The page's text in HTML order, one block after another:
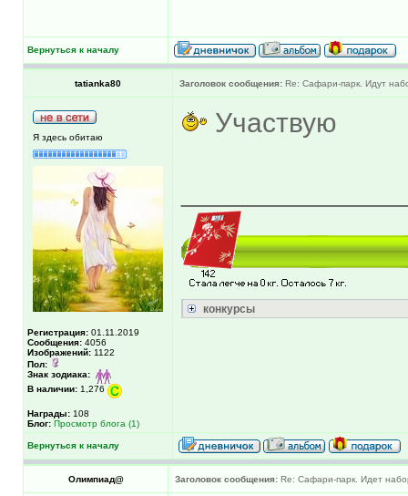
Вернуться к началу
tatianka80 Заголовок сообщения: Re: Сафари-парк. Идут
Я здесь обитаю
Регистрация: 01.11.2019
Сообщения: 4056
Изображений: 1122
Пол:
Знак зодиака:
В наличии: 1,276
Награды: 108
Блог: Просмотр блога (1)
Участвую
конкурсы
Вернуться к началу
Олимпиад@ Заголовок сообщения: Re: Сафари-парк. Идет